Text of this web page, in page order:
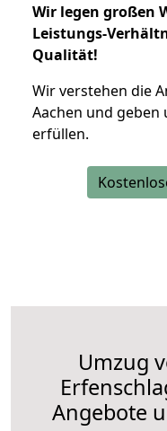
Wir legen großen
Leistungs-
Qualität!
Wir verstehen die
Aachen und geben
erfüllen.
Umzug
Angebote